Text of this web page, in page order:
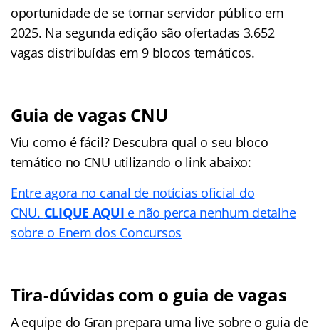
oportunidade de se tornar servidor público em
2025. Na segunda edição são ofertadas 3.652
vagas distribuídas em 9 blocos temáticos.
Guia de vagas CNU
Viu como é fácil? Descubra qual o seu bloco
temático no CNU utilizando o link abaixo:
Entre agora no canal de notícias oficial do
CNU. CLIQUE AQUI e não perca nenhum detalhe
sobre o Enem dos Concursos
Tira-dúvidas com o guia de vagas
A equipe do Gran prepara uma live sobre o guia de